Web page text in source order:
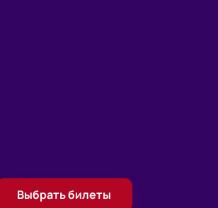
Выбрать билеты